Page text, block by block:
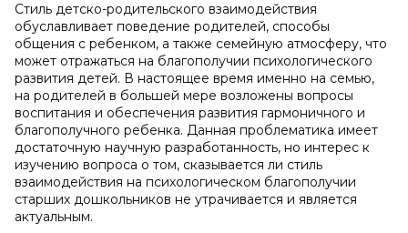
Стиль детско-родительского взаимодействия
обуславливает поведение родителей, способы
общения с ребенком, а также семейную атмосферу, что
может отражаться на благополучии психологического
развития детей. В настоящее время именно на семью,
на родителей в большей мере возложены вопросы
воспитания и обеспечения развития гармоничного и
благополучного ребенка. Данная проблематика имеет
достаточную научную разработанность, но интерес к
изучению вопроса о том, сказывается ли стиль
взаимодействия на психологическом благополучии
старших дошкольников не утрачивается и является
актуальным.